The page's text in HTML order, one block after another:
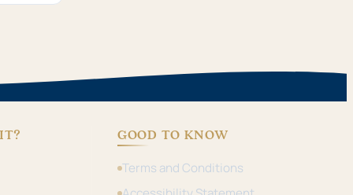
GOOD TO KNOW
Terms and Conditions